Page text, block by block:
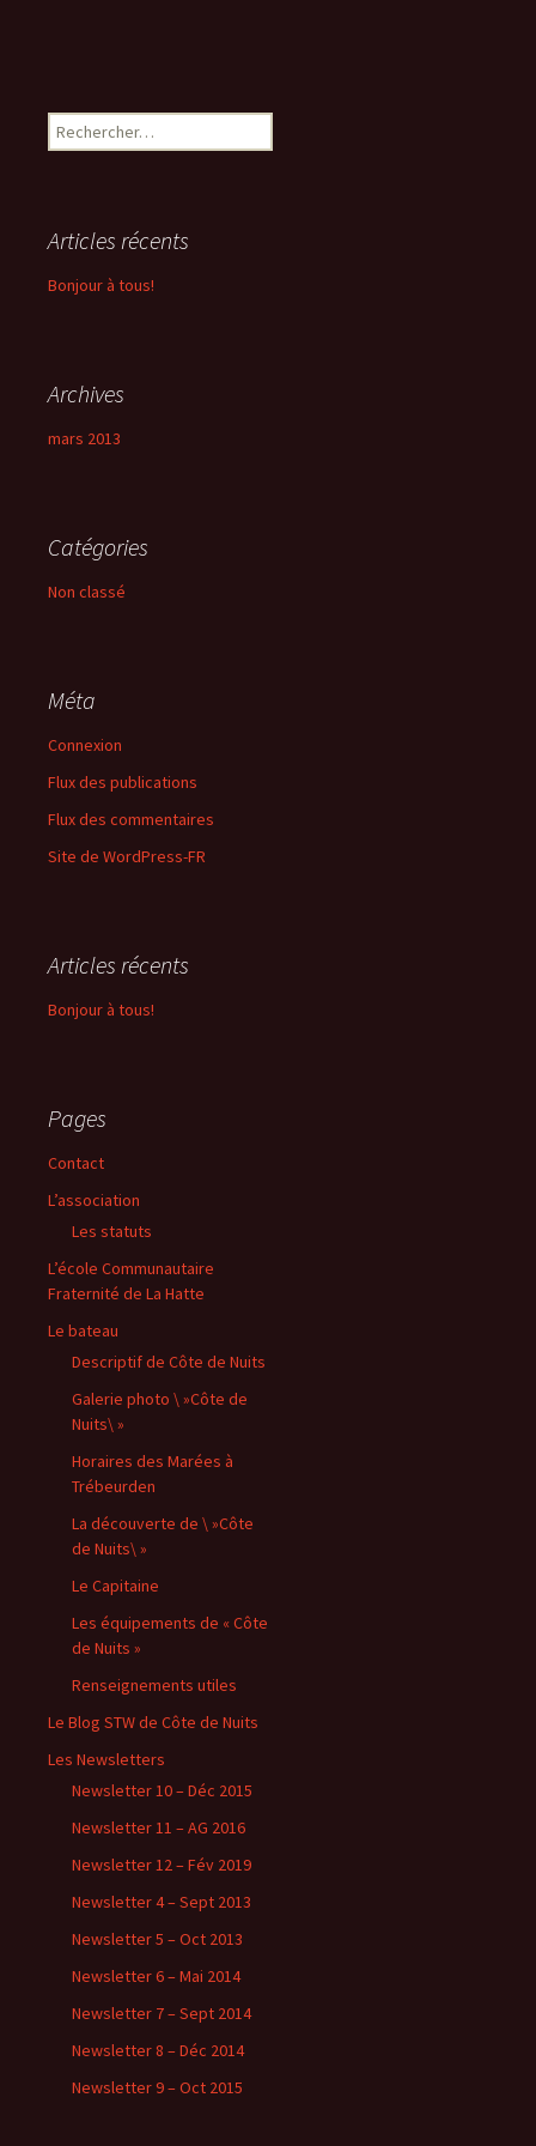
Rechercher :
Articles récents
Bonjour à tous!
Archives
mars 2013
Catégories
Non classé
Méta
Connexion
Flux des publications
Flux des commentaires
Site de WordPress-FR
Articles récents
Bonjour à tous!
Pages
Contact
L’association
Les statuts
L’école Communautaire
Fraternité de La Hatte
Le bateau
Descriptif de Côte de Nuits
Galerie photo \ »Côte de
Nuits\ »
Horaires des Marées à
Trébeurden
La découverte de \ »Côte
de Nuits\ »
Le Capitaine
Les équipements de « Côte
de Nuits »
Renseignements utiles
Le Blog STW de Côte de Nuits
Les Newsletters
Newsletter 10 – Déc 2015
Newsletter 11 – AG 2016
Newsletter 12 – Fév 2019
Newsletter 4 – Sept 2013
Newsletter 5 – Oct 2013
Newsletter 6 – Mai 2014
Newsletter 7 – Sept 2014
Newsletter 8 – Déc 2014
Newsletter 9 – Oct 2015